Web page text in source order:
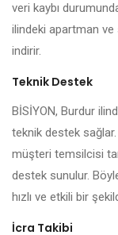
veri kaybı
ilindeki apartman ve
indirir.
Teknik Destek
BİSİYON, Burdur
teknik destek
müşteri temsilcisi
destek sunulur.
hızlı ve etkili bir
İcra Takibi